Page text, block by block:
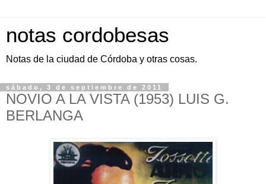
notas cordobesas
Notas de la ciudad de Córdoba y otras cosas.
sábado, 3 de septiembre de 2011
NOVIO A LA VISTA (1953) LUIS G.
BERLANGA